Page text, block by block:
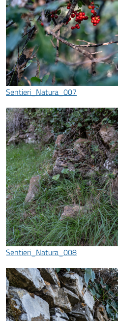
Sentieri_Natura_007
Sentieri_Natura_008